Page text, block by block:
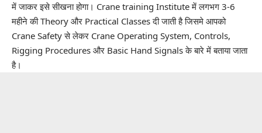
में जाकर इसे सीखना होगा। Crane training Instituteमें लगभग 3-6
महीने की Theory और Practical Classes दी जाती है जिसमे आपको
Crane Safety से लेकर Crane Operating System, Controls,
Rigging Procedures और Basic Hand Signalsके बारे में बताया जाता
है।